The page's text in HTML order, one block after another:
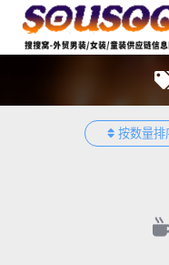
按数量排